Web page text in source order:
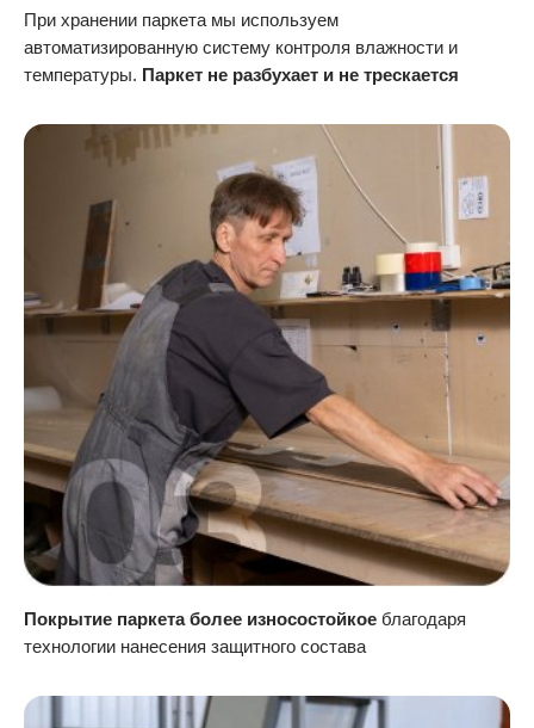
При хранении паркета мы используем
автоматизированную систему контроля влажности и
температуры. Паркет не разбухает и не трескается
Покрытие паркета более износостойкое благодаря
технологии нанесения защитного состава